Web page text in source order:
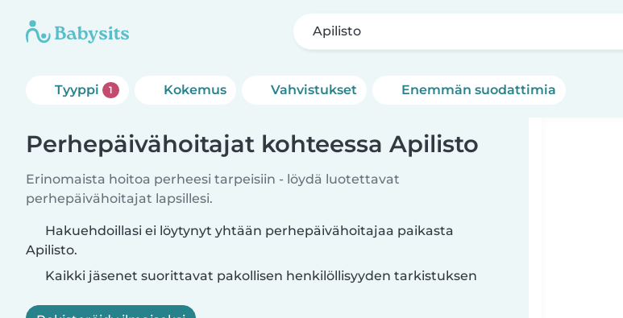
Apilisto
Tyyppi 1 Kokemus Vahvistukset Enemmän suodattimia
Perhepäivähoitajat kohteessa Apilisto
Erinomaista hoitoa perheesi tarpeisiin - löydä luotettavat
perhepäivähoitajat lapsillesi.
Hakuehdoillasi ei löytynyt yhtään perhepäivähoitajaa paikasta
Apilisto.
Kaikki jäsenet suorittavat pakollisen henkilöllisyyden tarkistuksen